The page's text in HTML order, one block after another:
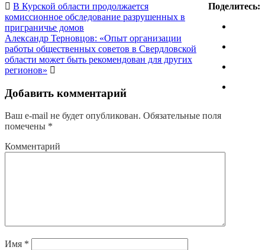
Поделитесь:
В Курской области продолжается
комиссионное обследование разрушенных в
приграничье домов
Александр Терновцов: «Опыт организации
работы общественных советов в Свердловской
области может быть рекомендован для других
регионов»
Добавить комментарий
Ваш e-mail не будет опубликован. Обязательные поля
помечены *
Комментарий
Имя *